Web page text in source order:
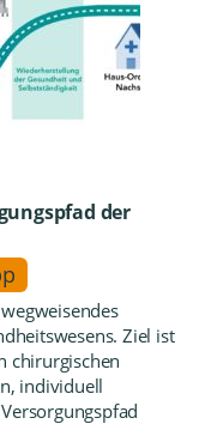
der
Ziel ist
chirurgischen
individuell